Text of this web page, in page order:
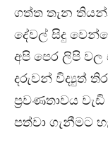
ගත්ත තැන
දේවල් සිදු
අපි පෙර ලිපි
දරුවන් විද්‍යුත්
ප්‍රවණතාවය
පත්වා ගැනීමට